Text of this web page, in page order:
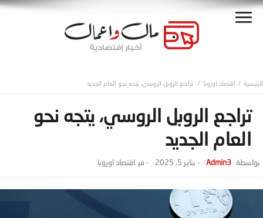
اقتصاد اوروبا تراجع الروبل الروسي، يتجه نحو العام الجديد
تراجع الروبل الروسي، يتجه نحو
العام الجديد
Admin3
- يناير 5, 2025 - ‎في اقتصاد اوروبا